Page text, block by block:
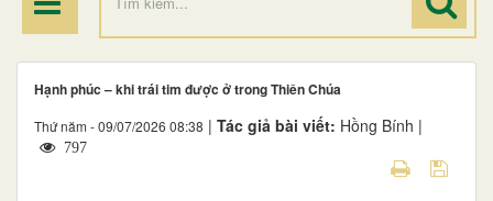
Hạnh phúc – khi trái tim được ở trong Thiên Chúa
Thứ năm - 09/07/2026 08:38 | Tác giả bài viết: Hồng Bính |
797